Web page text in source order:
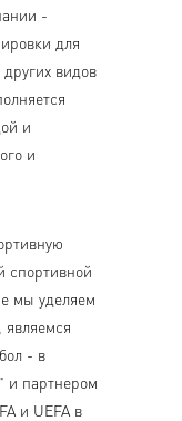
-
для
других видов
и
и
спортивной
мы уделяем
- в
партнером
и UEFA в